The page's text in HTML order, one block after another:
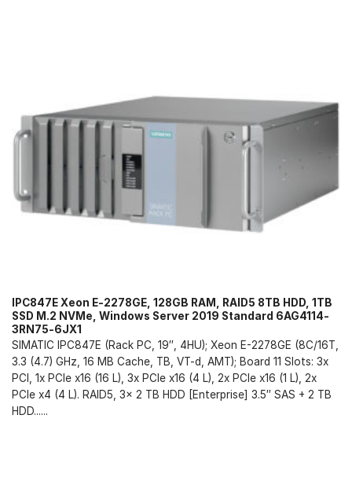
IPC847E Xeon E-2278GE, 128GB RAM, RAID5 8TB HDD, 1TB
SSD M.2 NVMe, Windows Server 2019 Standard 6AG4114-
3RN75-6JX1
SIMATIC IPC847E (Rack PC, 19″, 4HU); Xeon E-2278GE (8C/16T,
3.3 (4.7) GHz, 16 MB Cache, TB, VT-d, AMT); Board 11 Slots: 3x
PCI, 1x PCIe x16 (16 L), 3x PCIe x16 (4 L), 2x PCIe x16 (1 L), 2x
PCIe x4 (4 L). RAID5, 3x 2 TB HDD [Enterprise] 3.5″ SAS + 2 TB
HDD......